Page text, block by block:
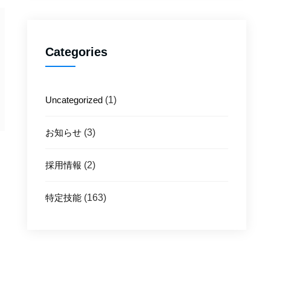
Categories
Uncategorized (1)
お知らせ (3)
採用情報 (2)
特定技能 (163)